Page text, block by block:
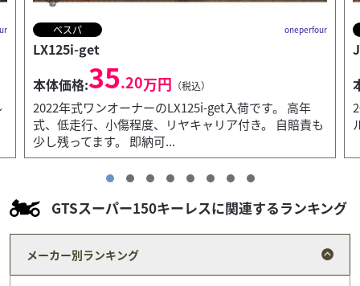
ランブレッタ oneperfour
J125
本体価格:66.00万円 （税込）
2026年、秋、日本に新入荷のLambrettaニューモデ
ル、J125です。 正規輸入車。展示新車。即納可能。
GTSスーパー150キーレスに関連するランキング
メーカー別ランキング